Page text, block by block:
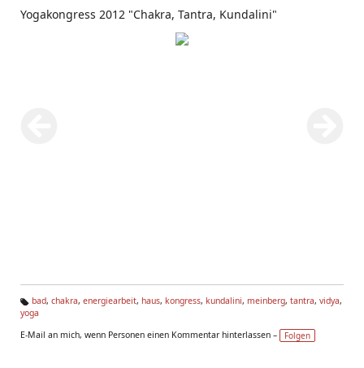
Yogakongress 2012 "Chakra, Tantra, Kundalini"
Ta
s:
bad, chakra, energiearbeit, haus, kongress, kundalini, meinberg, tantra, vidya,
yoga
E-Mail an mich, wenn Personen einen Kommentar hinterlassen –
Folgen